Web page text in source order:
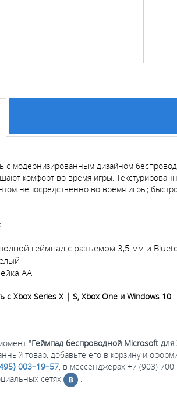
с модернизированным дизайном
комфорт во время игры.
непосредственно во время игры;
геймпад с разъемом 3,5 мм и
АА
с Xbox Series X | S, Xbox One и Windows 10
"Геймпад беспроводной Microsoft
товар, добавьте его в корзину и
003–19–57 , в мессенджерах +7 (903)
сетях
.